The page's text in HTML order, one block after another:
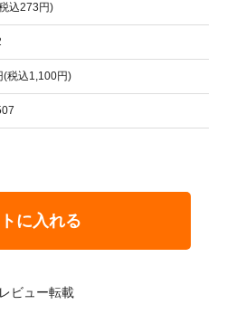
込273円)
(税込1,100円)
に入れる
ビュー転載